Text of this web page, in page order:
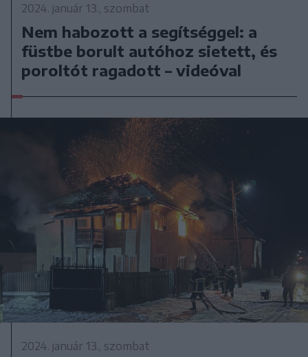
2024. január 13., szombat
Nem habozott a segítséggel: a
füstbe borult autóhoz sietett, és
poroltót ragadott – videóval
2024. január 13., szombat